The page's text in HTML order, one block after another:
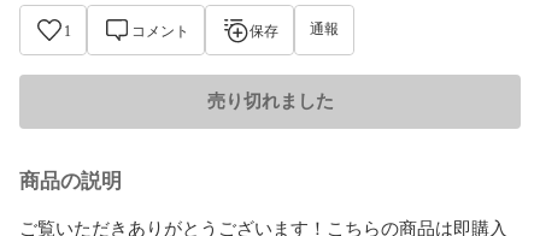
1 コメント 保存 通報
売り切れました
商品の説明
ご覧いただきありがとうございます！こちらの商品は即購入